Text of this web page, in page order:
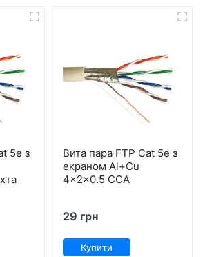
5е з
Вита пара FTP Cat 5е з
екраном Al+Сu
4x2x0.5 ССА
29 грн
Купити